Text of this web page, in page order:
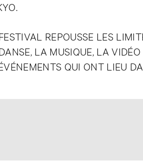
REPOUSSE LES
LA MUSIQUE, LA
QUI ONT LIEU